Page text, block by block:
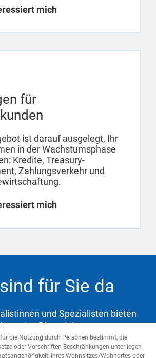
mich
für
ist darauf ausgelegt, Ihr
in der Wachstumsphase
Kredite, Treasury-
Zahlungsverkehr und
mich
für Sie da
und Spezialisten bieten
Dienstleistungen zur
Bedürfnisse und Unterstützung
Weg zu Ihren Zielen.
die Nutzung durch Personen bestimmt, die
oder Vorschriften Beschränkungen unterliegen
ihres Wohnsitzes/Wohnortes oder